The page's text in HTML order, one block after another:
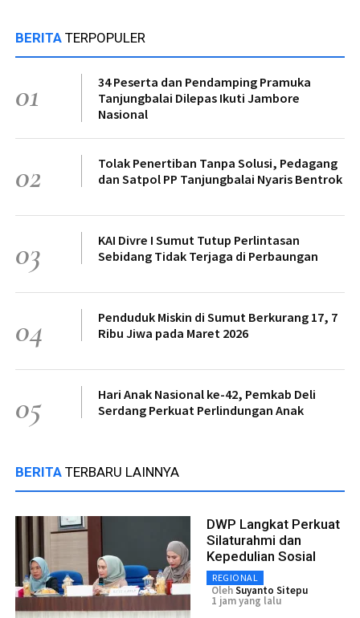
BERITA TERPOPULER
01
34 Peserta dan Pendamping Pramuka
Tanjungbalai Dilepas Ikuti Jambore
Nasional
02
Tolak Penertiban Tanpa Solusi, Pedagang
dan Satpol PP Tanjungbalai Nyaris Bentrok
03
KAI Divre I Sumut Tutup Perlintasan
Sebidang Tidak Terjaga di Perbaungan
04
Penduduk Miskin di Sumut Berkurang 17, 7
Ribu Jiwa pada Maret 2026
05
Hari Anak Nasional ke-42, Pemkab Deli
Serdang Perkuat Perlindungan Anak
BERITA TERBARU LAINNYA
DWP Langkat Perkuat
Silaturahmi dan
Kepedulian Sosial
REGIONAL
OlehSuyanto Sitepu
1 jam yang lalu